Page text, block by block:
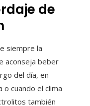
de
siempre la
aconseja beber
del día, en
o cuando el clima
también